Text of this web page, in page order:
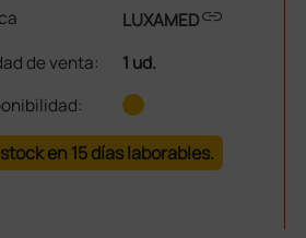
LUXAMEDlink
de venta:
1 ud.
en 15 días laborables.